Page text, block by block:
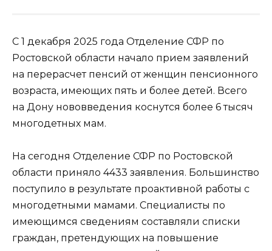
С 1 декабря 2025 года Отделение СФР по
Ростовской области начало прием заявлений
на перерасчет пенсий от женщин пенсионного
возраста, имеющих пять и более детей. Всего
на Дону нововведения коснутся более 6 тысяч
многодетных мам.
На сегодня Отделение СФР по Ростовской
области приняло 4433 заявления. Большинство
поступило в результате проактивной работы с
многодетными мамами. Специалисты по
имеющимся сведениям составляли списки
граждан, претендующих на повышение